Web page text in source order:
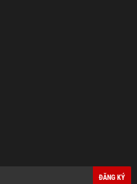
ĐĂNG KÝ